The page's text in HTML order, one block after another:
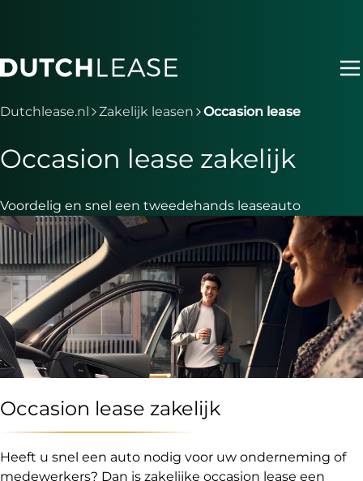
Je bent nu voorbij het hoofdmenu
Dutchlease.nl Zakelijk leasen Occasion lease
Occasion lease zakelijk
Voordelig en snel een tweedehands leaseauto
Occasion lease zakelijk
Heeft u snel een auto nodig voor uw onderneming of
medewerkers? Dan is zakelijke occasion lease een